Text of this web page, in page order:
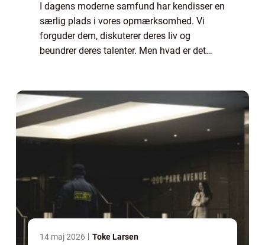
I dagens moderne samfund har kendisser en
særlig plads i vores opmærksomhed. Vi
forguder dem, diskuterer deres liv og
beundrer deres talenter. Men hvad er det
fænomenet udvikl...
14 maj 2026 Toke Larsen